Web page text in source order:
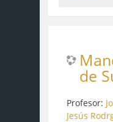
de
Profesor:
Jesús